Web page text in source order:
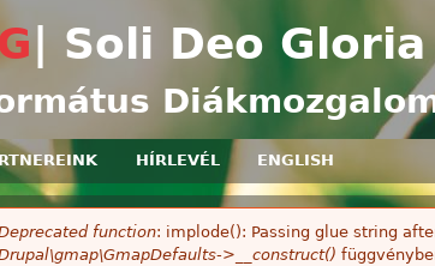
| Soli Deo Gloria
HÍRLEVÉL ENGLISH
function: implode(): Passing glue string
>__construct()